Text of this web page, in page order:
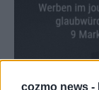
cozmo news -